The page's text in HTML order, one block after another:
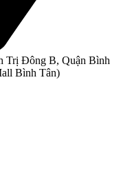
Trị Đông B, Quận Bình
Bình Tân)